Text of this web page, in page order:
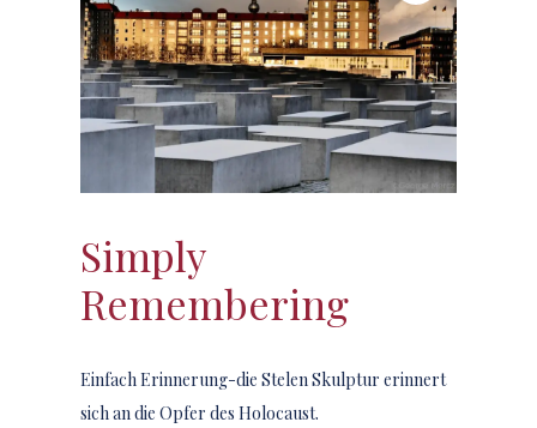
Simply
Remembering
Einfach Erinnerung-die Stelen Skulptur erinnert
sich an die Opfer des Holocaust.